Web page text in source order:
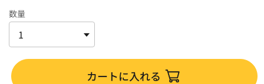
数量
カートに入れる